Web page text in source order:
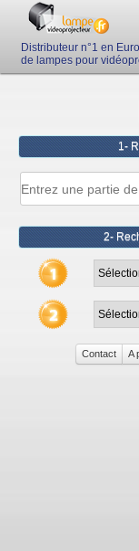
Distributeur n°1 en
de lampes pour
1-
2-
Contact A